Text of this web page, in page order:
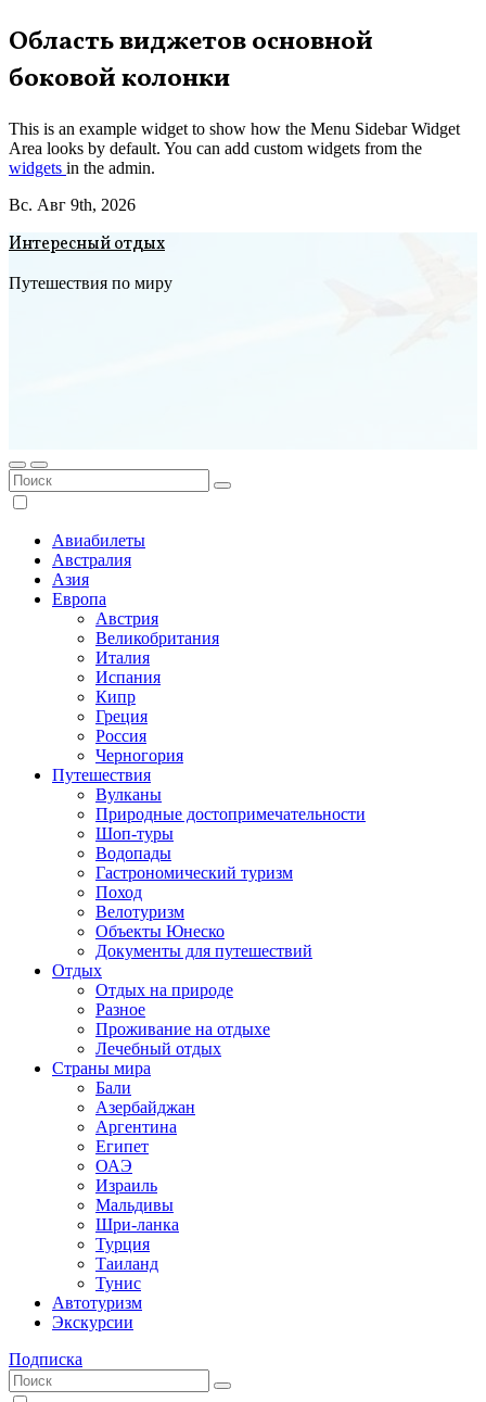
Перейти
к
содержимому
Область виджетов основной
боковой колонки
This is an example widget to show how the Menu Sidebar Widget
Area looks by default. You can add custom widgets from the
widgets in the admin.
Вс. Авг 9th, 2026
Интересный отдых
Путешествия по миру
Авиабилеты
Австралия
Азия
Европа
Австрия
Великобритания
Италия
Испания
Кипр
Греция
Россия
Черногория
Путешествия
Вулканы
Природные достопримечательности
Шоп-туры
Водопады
Гастрономический туризм
Поход
Велотуризм
Объекты Юнеско
Документы для путешествий
Отдых
Отдых на природе
Разное
Проживание на отдыхе
Лечебный отдых
Страны мира
Бали
Азербайджан
Аргентина
Египет
ОАЭ
Израиль
Мальдивы
Шри-ланка
Турция
Таиланд
Тунис
Автотуризм
Экскурсии
Подписка